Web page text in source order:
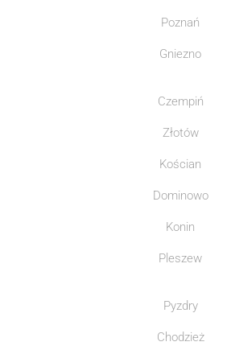
Poznań
Gniezno
Czempiń
Złotów
Kościan
Dominowo
Konin
Pleszew
Pyzdry
Chodzież